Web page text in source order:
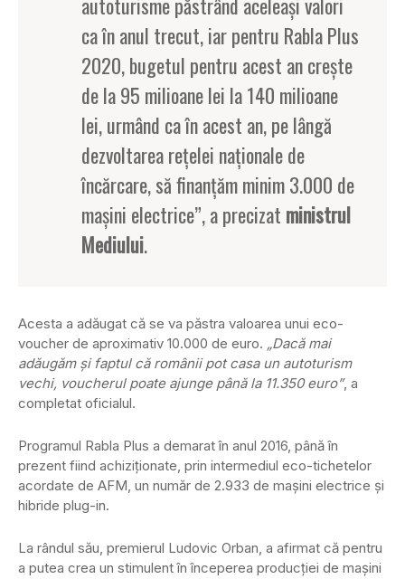
ca în anul trecut, iar pentru Rabla Plus
2020, bugetul pentru acest an creşte
de la 95 milioane lei la 140 milioane
lei, urmând ca în acest an, pe lângă
dezvoltarea reţelei naţionale de
încărcare, să finanţăm minim 3.000 de
maşini electrice”, a precizat ministrul
Mediului.
Acesta a adăugat că se va păstra valoarea unui eco-
voucher de aproximativ 10.000 de euro. „Dacă mai
adăugăm şi faptul că românii pot casa un autoturism
vechi, voucherul poate ajunge până la 11.350 euro”, a
completat oficialul.
Programul Rabla Plus a demarat în anul 2016, până în
prezent fiind achiziţionate, prin intermediul eco-tichetelor
acordate de AFM, un număr de 2.933 de maşini electrice şi
hibride plug-in.
La rândul său, premierul Ludovic Orban, a afirmat că pentru
a putea crea un stimulent în începerea producţiei de maşini